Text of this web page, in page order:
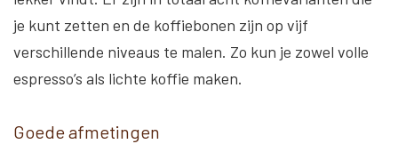
je kunt zetten en de koffiebonen zijn op vijf
verschillende niveaus te malen. Zo kun je zowel volle
espresso’s als lichte koffie maken.
Goede afmetingen